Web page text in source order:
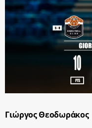
Γιώργος Θεοδωράκος